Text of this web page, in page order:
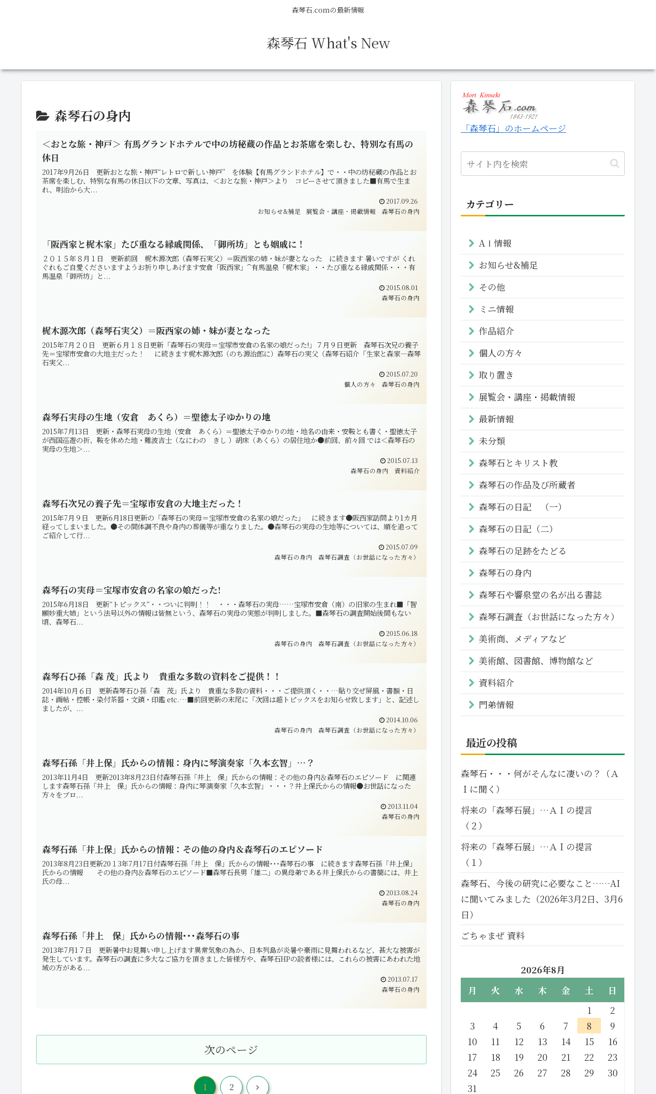
森琴石.comの最新情報
森琴石 What's New
森琴石の身内
＜おとな旅・神戸＞ 有馬グランドホテルで中の坊秘蔵の作品とお茶席を楽しむ、特別な有馬の
休日
2017年9月26日 更新おとな旅・神戸“レトロで新しい神戸” を体験【有馬グランドホテル】で・・中の坊秘蔵の作品とお
茶席を楽しむ、特別な有馬の休日以下の文章、写真は、＜おとな旅・神戸＞より コピーさせて頂きました■有馬で生ま
れ、明治から大...
2017.09.26
お知らせ&補足
展覧会・講座・掲載情報 森琴石の身内
「阪西家と梶木家」たび重なる縁戚関係、「御所坊」とも姻戚に！
２０１５年８月１日 更新前回 梶木源次郎（森琴石実父）＝阪西家の姉・妹が妻となった に続きます 暑いですが くれ
ぐれもご自愛くださいますようお祈り申しあげます安倉「阪西家」⁀有馬温泉「梶木家」・・たび重なる縁戚関係・・・有
馬温泉「御所坊」と...
2015.08.01
森琴石の身内
梶木源次郎（森琴石実父）＝阪西家の姉・妹が妻となった
2015年7月２０日 更新６月１８日更新「森琴石の実母＝宝塚市安倉の名家の娘だった!」７月９日更新 森琴石次兄の養子
先＝宝塚市安倉の大地主だった！ に続きます梶木源次郎（のち源治郎に）森琴石の実父（森琴石紹介「生家と森家―森琴
石実父...
2015.07.20
個人の方々
森琴石の身内
森琴石実母の生地（安倉 あくら）＝聖徳太子ゆかりの地
2015年7月13日 更新・森琴石実母の生地（安倉 あくら）＝聖徳太子ゆかりの地・地名の由来・安鞍とも書く・聖徳太子
が西国巡遊の折、鞍を休めた地・難波吉士（なにわの きし ）胡床（あくら）の居住地か●前回、前々回 では＜森琴石の
実母の生地＞...
2015.07.13
森琴石の身内
資料紹介
森琴石次兄の養子先＝宝塚市安倉の大地主だった！
2015年7月９日 更新6月18日更新の「森琴石の実母＝宝塚市安倉の名家の娘だった」 に続きます●阪西家訪問より1カ月
経ってしまいました。●その間体調不良や身内の葬儀等が重なりました。●森琴石の実母の生地等については、順を追って
ご紹介して行...
2015.07.09
森琴石の身内
森琴石調査（お世話になった方々）
森琴石の実母＝宝塚市安倉の名家の娘だった!
2015年6月18日 更新‘‘トピックス‘‘・・ついに判明！！ ・・・森琴石の実母……宝塚市安倉（南）の旧家の生まれ■「智
願妙重大姉」という法号以外の情報は皆無という、森琴石の実母の実態が判明しました。■森琴石の調査開始後間もない
頃、森琴石...
2015.06.18
森琴石の身内
森琴石調査（お世話になった方々）
森琴石ひ孫「森 茂」氏より 貴重な多数の資料をご提供！！
2014年10月６日 更新森琴石ひ孫「森 茂」氏より 貴重な多数の資料・・・ご提供頂く・・…貼り交ぜ屏風・書額・日
誌・画帖・控帳・染付茶器・文鎮・印鑑 etc.…■前回更新の末尾に「次回は超トピックスをお知らせ致します」と、記述し
ましたが、...
2014.10.06
森琴石の身内
森琴石調査（お世話になった方々）
森琴石孫「井上保」氏からの情報：身内に琴演奏家「久本玄智」…？
2013年11月4日 更新2013年8月23日付森琴石孫「井上 保」氏からの情報：その他の身内＆森琴石のエピソード に関連
します森琴石孫「井上 保」氏からの情報：身内に琴演奏家「久本玄智」・・・？井上保氏からの情報●お世話になった
方々をブロ...
2013.11.04
森琴石の身内
森琴石孫「井上保」氏からの情報：その他の身内＆森琴石のエピソード
2013年8月23日更新20１3年7月17日付森琴石孫「井上 保」氏からの情報･･･森琴石の事 に続きます森琴石孫「井上保」
氏からの情報 その他の身内＆森琴石のエピソード■森琴石長男「雄二」の異母弟である井上保氏からの書簡には、井上
氏の母...
2013.08.24
森琴石の身内
森琴石孫「井上 保」氏からの情報･･･森琴石の事
2013年7月1７日 更新暑中お見舞い申し上げます異常気象の為か、日本列島が炎暑や豪雨に見舞われるなど、甚大な被害が
発生しています。森琴石の調査に多大なご協力を頂きました皆様方や、森琴石HPの読者様には、これらの被害にあわれた地
域の方がある...
2013.07.17
森琴石の身内
次のページ
1 2
次
「森琴石」のホームページ
カテゴリー
AⅠ情報
お知らせ&補足
その他
ミニ情報
作品紹介
個人の方々
取り置き
展覧会・講座・掲載情報
最新情報
未分類
森琴石とキリスト教
森琴石の作品及び所蔵者
森琴石の日記 （一）
森琴石の日記（二）
森琴石の足跡をたどる
森琴石の身内
森琴石や響泉堂の名が出る書誌
森琴石調査（お世話になった方々）
美術商、メディアなど
美術館、図書館、博物館など
資料紹介
門弟情報
最近の投稿
森琴石・・・何がそんなに凄いの？（Ａ
Ｉに聞く）
将来の「森琴石展」…ＡＩの提言
（２）
将来の「森琴石展」…ＡＩの提言
（１）
森琴石、今後の研究に必要なこと……AI
に聞いてみました（2026年3月2日、3月6
日）
ごちゃまぜ 資料
2026年8月
月
火 水 木 金 土
日
1
2
3
4 5 6 7 8
9
10
11 12 13 14 15
16
17
18 19 20 21 22
23
24
25 26 27 28 29
30
31